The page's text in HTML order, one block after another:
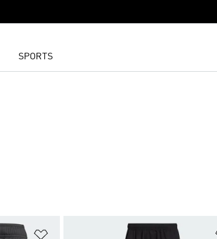
SPORTS